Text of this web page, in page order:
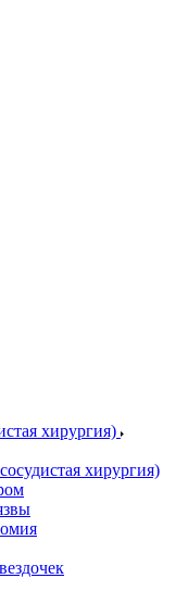
хирургия)
хирургия)